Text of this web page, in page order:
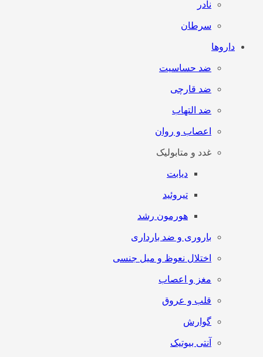
نادر
سرطان
داروها
ضد حساسیت
ضد قارچی
ضد التهاب
اعصاب و روان
غدد و متابولیک
دیابت
تیروئید
هورمون رشد
باروری و ضد بارداری
اختلال نعوظ و میل جنسی
مغز و اعصاب
قلب و عروق
گوارش
آنتی‌ بیوتیک